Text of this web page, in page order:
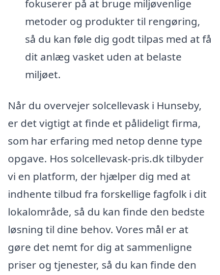
fokuserer på at bruge miljøvenlige
metoder og produkter til rengøring,
så du kan føle dig godt tilpas med at få
dit anlæg vasket uden at belaste
miljøet.
Når du overvejer solcellevask i Hunseby,
er det vigtigt at finde et pålideligt firma,
som har erfaring med netop denne type
opgave. Hos solcellevask-pris.dk tilbyder
vi en platform, der hjælper dig med at
indhente tilbud fra forskellige fagfolk i dit
lokalområde, så du kan finde den bedste
løsning til dine behov. Vores mål er at
gøre det nemt for dig at sammenligne
priser og tjenester, så du kan finde den